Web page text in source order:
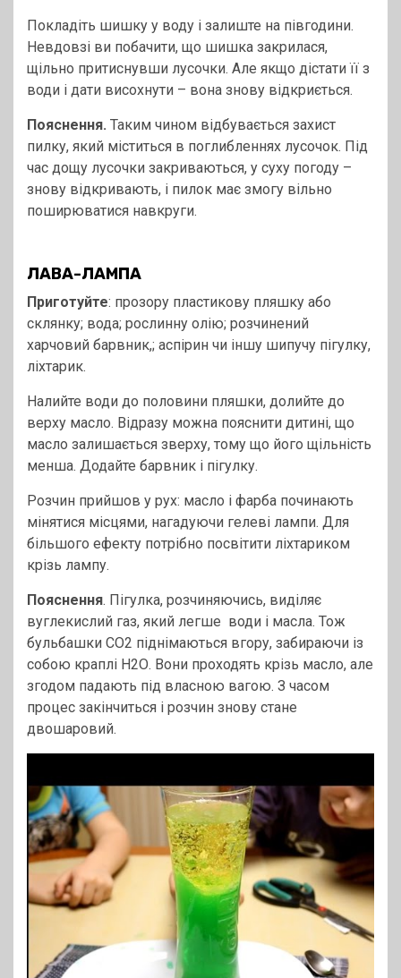
Покладіть шишку у воду і залиште на півгодини.
Невдовзі ви побачити, що шишка закрилася,
щільно притиснувши лусочки. Але якщо дістати її з
води і дати висохнути – вона знову відкриється.
Пояснення. Таким чином відбувається захист
пилку, який міститься в поглибленнях лусочок. Під
час дощу лусочки закриваються, у суху погоду –
знову відкривають, і пилок має змогу вільно
поширюватися навкруги.
ЛАВА-ЛАМПА
Приготуйте: прозору пластикову пляшку або
склянку; вода; рослинну олію; розчинений
харчовий барвник,; аспірин чи іншу шипучу пігулку,
ліхтарик.
Налийте води до половини пляшки, долийте до
верху масло. Відразу можна пояснити дитині, що
масло залишається зверху, тому що його щільність
менша. Додайте барвник і пігулку.
Розчин прийшов у рух: масло і фарба починають
мінятися місцями, нагадуючи гелеві лампи. Для
більшого ефекту потрібно посвітити ліхтариком
крізь лампу.
Пояснення. Пігулка, розчиняючись, виділяє
вуглекислий газ, який легше води і масла. Тож
бульбашки СО2 піднімаються вгору, забираючи із
собою краплі Н2О. Вони проходять крізь масло, але
згодом падають під власною вагою. З часом
процес закінчиться і розчин знову стане
двошаровий.